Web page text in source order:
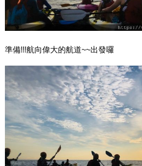
準備!!!航向偉大的航道~~出發囉